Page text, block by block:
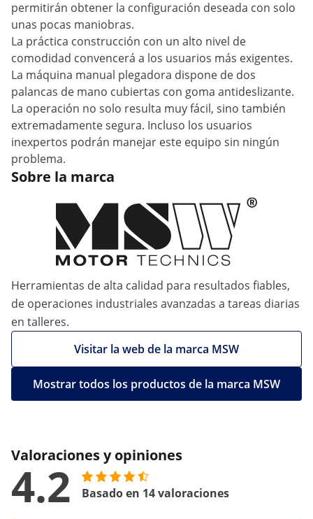
permitirán obtener la configuración deseada con solo
unas pocas maniobras.
La práctica construcción con un alto nivel de
comodidad convencerá a los usuarios más exigentes.
La máquina manual plegadora dispone de dos
palancas de mano cubiertas con goma antideslizante.
La operación no solo resulta muy fácil, sino también
extremadamente segura. Incluso los usuarios
inexpertos podrán manejar este equipo sin ningún
problema.
Sobre la marca
Herramientas de alta calidad para resultados fiables,
de operaciones industriales avanzadas a tareas diarias
en talleres.
Visitar la web de la marca MSW
Mostrar todos los productos de la marca MSW
Valoraciones y opiniones
4.2 Basado en 14 valoraciones